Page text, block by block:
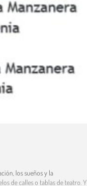
los sueños y la
de calles o tablas de teatro. Y